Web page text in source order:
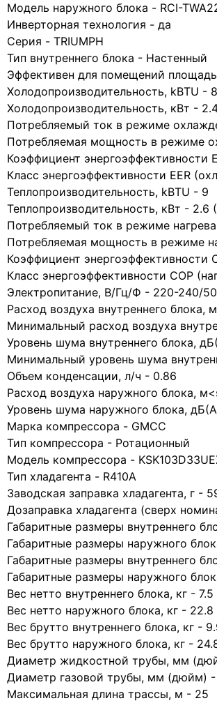
Модель наружного блока - RCI-
Инверторная технология - да
Серия - TRIUMPH
Тип внутреннего блока - Настенный
Эффективен для помещений
Холодопроизводительность, kBTU - 8
Холодопроизводительность, кВт -
Потребляемый ток в режиме
Потребляемая мощность в режиме
Коэффициент энергоэффективности
Класс энергоэффективности EER
Теплопроизводительность, kBTU - 9
Теплопроизводительность, кВт - 2.6
Потребляемый ток в режиме
Потребляемая мощность в режиме
Коэффициент энергоэффективности
Класс энергоэффективности COP
Электропитание, В/Гц/Ф - 220-240/
Расход воздуха внутреннего
Минимальный расход воздуха
Уровень шума внутреннего блока,
Минимальный уровень шума
Объем конденсации, л/ч - 0.86
Расход воздуха наружного блока,
Уровень шума наружного блока,
Марка компрессора - GMCC
Тип компрессора - Ротационный
Модель компрессора -
Тип хладагента - R410A
Заводская заправка хладагента, г -
Дозаправка хладагента (сверх
Габаритные размеры внутреннего
Габаритные размеры наружного
Габаритные размеры внутреннего
Габаритные размеры наружного
Вес нетто внутреннего блока, кг - 7.5
Вес нетто наружного блока, кг - 22.8
Вес брутто внутреннего блока, кг -
Вес брутто наружного блока, кг -
Диаметр жидкостной трубы, мм
Диаметр газовой трубы, мм (дюйм)
Максимальная длина трассы, м - 25